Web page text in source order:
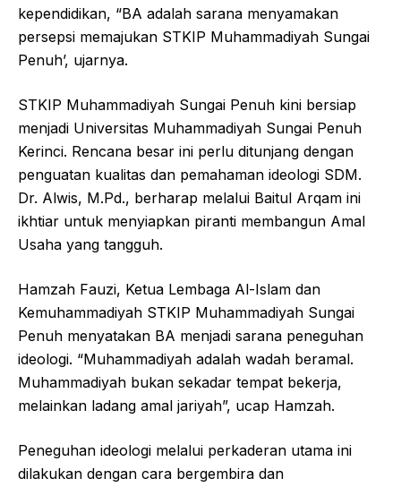
kependidikan, “BA adalah sarana menyamakan
persepsi memajukan STKIP Muhammadiyah Sungai
Penuh’, ujarnya.
STKIP Muhammadiyah Sungai Penuh kini bersiap
menjadi Universitas Muhammadiyah Sungai Penuh
Kerinci. Rencana besar ini perlu ditunjang dengan
penguatan kualitas dan pemahaman ideologi SDM.
Dr. Alwis, M.Pd., berharap melalui Baitul Arqam ini
ikhtiar untuk menyiapkan piranti membangun Amal
Usaha yang tangguh.
Hamzah Fauzi, Ketua Lembaga Al-Islam dan
Kemuhammadiyah STKIP Muhammadiyah Sungai
Penuh menyatakan BA menjadi sarana peneguhan
ideologi. “Muhammadiyah adalah wadah beramal.
Muhammadiyah bukan sekadar tempat bekerja,
melainkan ladang amal jariyah”, ucap Hamzah.
Peneguhan ideologi melalui perkaderan utama ini
dilakukan dengan cara bergembira dan